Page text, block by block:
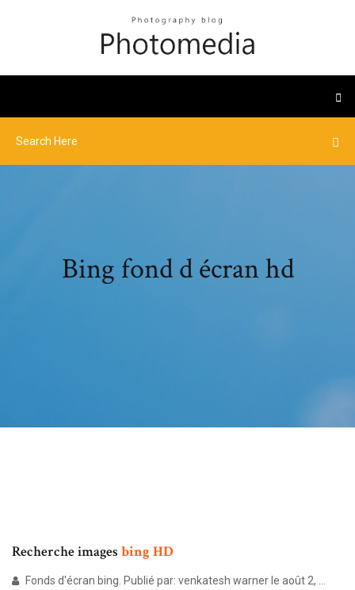
Bing fond d écran hd
Recherche images bing HD
Fonds d'écran bing. Publié par: venkatesh warner le août 2, ...